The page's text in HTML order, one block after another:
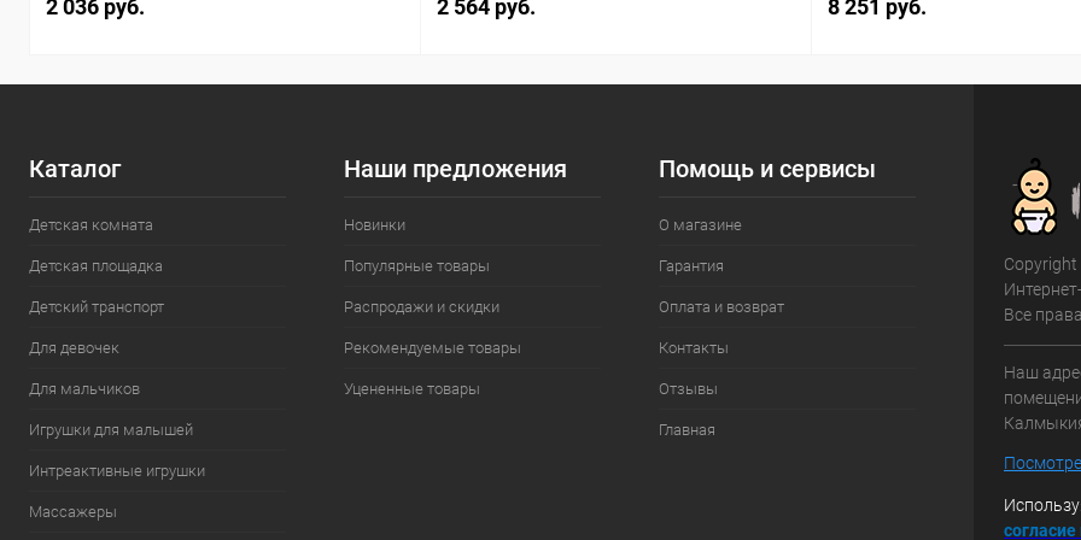
2 036 руб. 2 564 руб. 8 251 руб.
Каталог
Детская комната
Детская площадка
Детский транспорт
Для девочек
Для мальчиков
Игрушки для малышей
Интреактивные игрушки
Массажеры
Наши предложения
Новинки
Популярные товары
Распродажи и скидки
Рекомендуемые товары
Уцененные товары
Помощь и сервисы
О магазине
Гарантия
Оплата и возврат
Контакты
Отзывы
Главная
Все
Наш
согласие